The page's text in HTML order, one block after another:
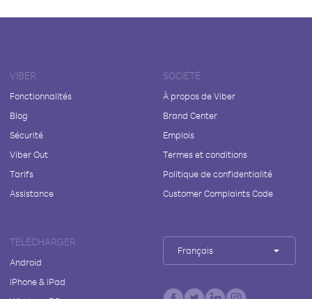
VIBER
Fonctionnalités
Blog
Sécurité
Viber Out
Tarifs
Assistance
SOCIÉTÉ
À propos de Viber
Brand Center
Emplois
Termes et conditions
Politique de confidentialité
Customer Complaints Code
TÉLÉCHARGER
Android
iPhone & iPad
Français